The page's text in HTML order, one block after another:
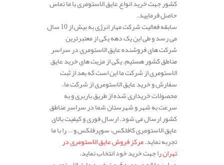
کشور جهت خرید انواع عایق الاستومری با ما تماس
حاصل فرمایید.
سابقه فعالیت شرکت مهار انرژی به بیش از 10 سال
می رسد و طی این یک دهه یکی از معتبرترین
شرکت های فروشنده عایق الاستومری در سراسر
مناطق کشور هستیم. یکی از مزیت های خرید عایق
الاستومری از شرکت ما این است که بعد از ثبت
سفارش و خرید عایق الاستومری از شرکت ما،
محصولات خریداری شده از طریق باربری و به
سرعت به شهر و شهرستان شما در سراسر مناطق
کشور ارسال می شود. ارسال فوری و کیفیت بالای
عایق الاستومری کافلکس، سوپرفلکس و … را با ما
تجربه نماید.مرکز فروش عایق الاستومری در
تهرانرا جهت خرید خود انتخاب نماید.